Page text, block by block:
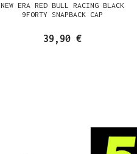
NEW ERA RED BULL RACING BLACK
9FORTY SNAPBACK CAP
39,90 €